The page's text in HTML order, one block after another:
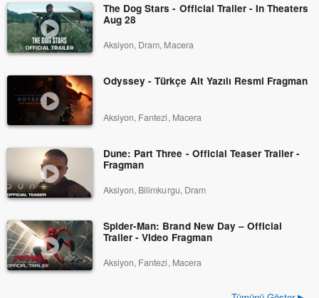
The Dog Stars - Official Trailer - In Theaters
Aug 28
Aksiyon, Dram, Macera
Odyssey - Türkçe Alt Yazılı Resmi Fragman
Aksiyon, Fantezi, Macera
Dune: Part Three - Official Teaser Trailer -
Fragman
Aksiyon, Bilimkurgu, Dram
Spider-Man: Brand New Day – Official
Trailer - Video Fragman
Aksiyon, Fantezi, Macera